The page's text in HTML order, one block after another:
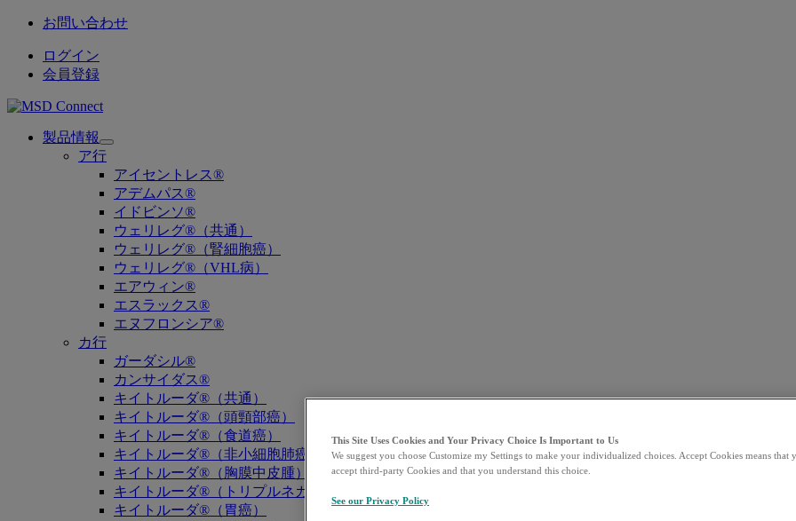
お問い合わせ
ログイン
会員登録
製品情報
Open
submenu
ア行
アイセントレス®
アデムパス®
イドビンソ®
ウェリレグ®（共通）
ウェリレグ®（腎細胞癌）
ウェリレグ®（VHL病）
エアウィン®
エスラックス®
エヌフロンシア®
カ行
ガーダシル®
カンサイダス®
キイトルーダ®（共通）
キイトルーダ®（頭頸部癌）
キイトルーダ®（食道癌）
キイトルーダ®（非小細胞肺癌）
キイトルーダ®（胸膜中皮腫）
キイトルーダ®（トリプルネガティブ乳癌）
キイトルーダ®（胃癌）
This Site Uses Cookies and Your Privacy Choice Is Important to Us
We suggest you choose Customize my Settings to make your individualized choices. Accept Cookies means that
accept third-party Cookies and that you understand this choice.
See our Privacy Policy